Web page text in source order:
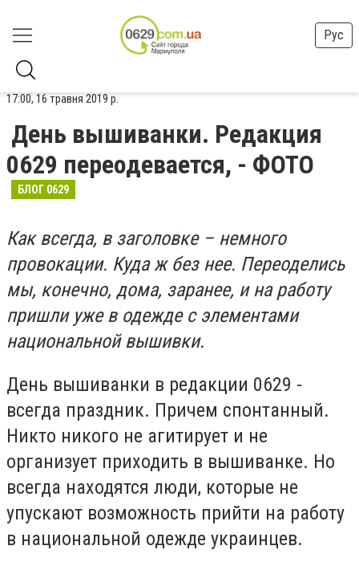
Рус
17:00, 16 травня 2019 р.
День вышиванки. Редакция
0629 переодевается, - ФОТО
БЛОГ 0629
Как всегда, в заголовке – немного
провокации. Куда ж без нее. Переоделись
мы, конечно, дома, заранее, и на работу
пришли уже в одежде с элементами
национальной вышивки.
День вышиванки в редакции 0629 -
всегда праздник. Причем спонтанный.
Никто никого не агитирует и не
организует приходить в вышиванке. Но
всегда находятся люди, которые не
упускают возможность прийти на работу
в национальной одежде украинцев.